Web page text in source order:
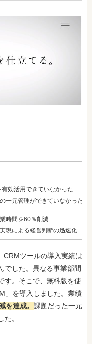
有効活用できていなかった
一元管理ができていなかった
時間を60％削減
現による経営判断の迅速化
CRMツールの導入実績は
でした。異なる事業部間
す。そこで、無料版を使
」を導入しました。業績
を達成。 課題だった一元
。